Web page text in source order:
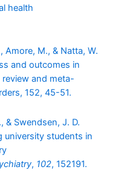
health
Amore, M., & Natta, W.
and outcomes in
and meta-
152, 45-51.
& Swendsen, J. D.
university students in
, 102, 152191.